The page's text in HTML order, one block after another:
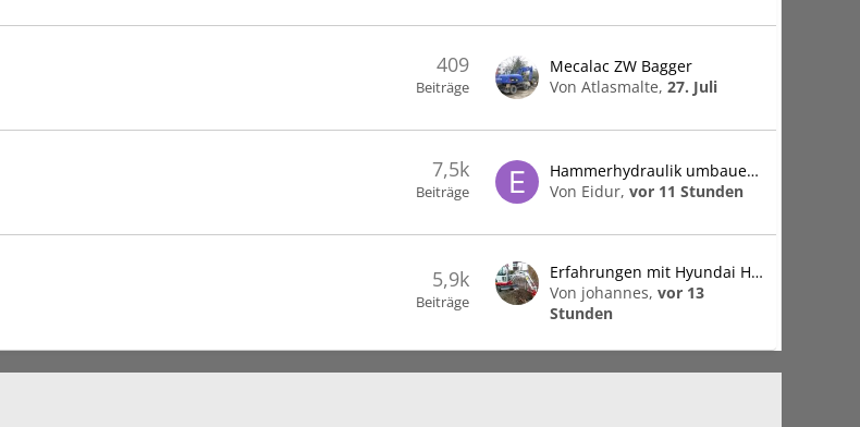
409
Beiträge
Mecalac ZW Bagger
Von Atlasmalte, 27. Juli
7,5k
Beiträge
Hammerhydraulik umbauen auf Schwenklöffel
Von Eidur, vor 11 Stunden
5,9k
Beiträge
Erfahrungen mit Hyundai HX19
Von johannes, vor 13
Stunden